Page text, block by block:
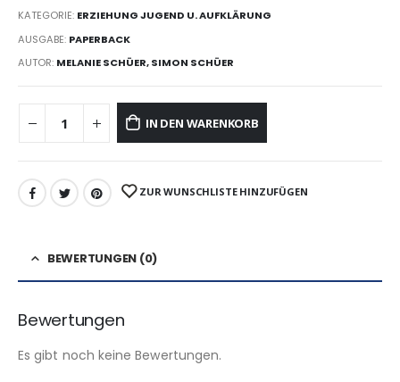
KATEGORIE: ERZIEHUNG JUGEND U. AUFKLÄRUNG
AUSGABE: PAPERBACK
AUTOR: MELANIE SCHÜER, SIMON SCHÜER
IN DEN WARENKORB
ZUR WUNSCHLISTE HINZUFÜGEN
BEWERTUNGEN (0)
Bewertungen
Es gibt noch keine Bewertungen.